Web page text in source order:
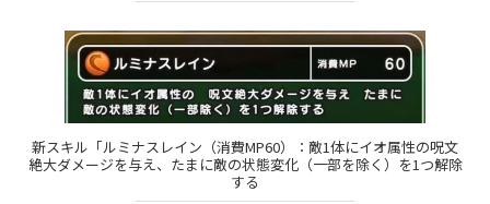
新スキル「ルミナスレイン（消費MP60）：敵1体にイオ属性の呪文
絶大ダメージを与え、たまに敵の状態変化（一部を除く）を1つ解除
する